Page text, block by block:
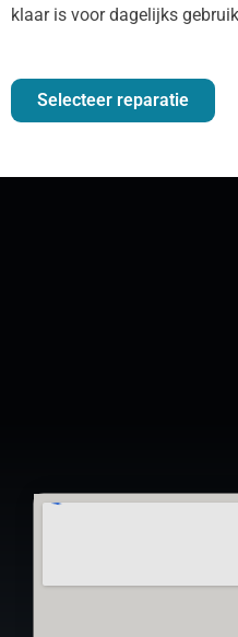
klaar is voor dagelijks
Selecteer reparatie